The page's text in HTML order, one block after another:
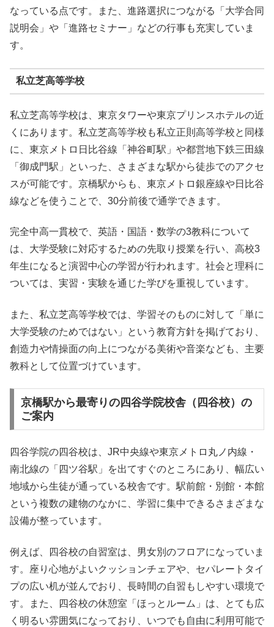
なっている点です。また、進路選択につながる「大学合同
説明会」や「進路セミナー」などの行事も充実していま
す。
私立芝高等学校
私立芝高等学校は、東京タワーや東京プリンスホテルの近
くにあります。私立芝高等学校も私立正則高等学校と同様
に、東京メトロ日比谷線「神谷町駅」や都営地下鉄三田線
「御成門駅」といった、さまざまな駅から徒歩でのアクセ
スが可能です。京橋駅からも、東京メトロ銀座線や日比谷
線などを使うことで、30分前後で通学できます。
完全中高一貫校で、英語・国語・数学の3教科について
は、大学受験に対応するための先取り授業を行い、高校3
年生になると演習中心の学習が行われます。社会と理科に
ついては、実習・実験を通じた学びを重視しています。
また、私立芝高等学校では、学習そのものに対して「単に
大学受験のためではない」という教育方針を掲げており、
創造力や情操面の向上につながる美術や音楽なども、主要
教科として位置づけています。
京橋駅から最寄りの四谷学院校舎（四谷校）の
ご案内
四谷学院の四谷校は、JR中央線や東京メトロ丸ノ内線・
南北線の「四ツ谷駅」を出てすぐのところにあり、幅広い
地域から生徒が通っている校舎です。駅前館・別館・本館
という複数の建物のなかに、学習に集中できるさまざまな
設備が整っています。
例えば、四谷校の自習室は、男女別のフロアになっていま
す。座り心地がよいクッションチェアや、セパレートタイ
プの広い机が並んでおり、長時間の自習もしやすい環境で
す。また、四谷校の休憩室「ほっとルーム」は、とても広
く明るい雰囲気になっており、いつでも自由に利用可能で